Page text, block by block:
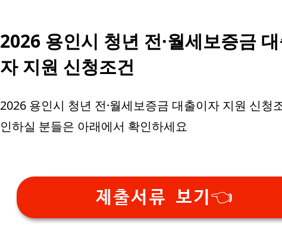
2026 용인시 청년 전·월세보증금
자 지원 신청조건
2026 용인시 청년 전·월세보증금 대출이자 지원 신청
인하실 분들은 아래에서 확인하세요
제출서류 보기👈